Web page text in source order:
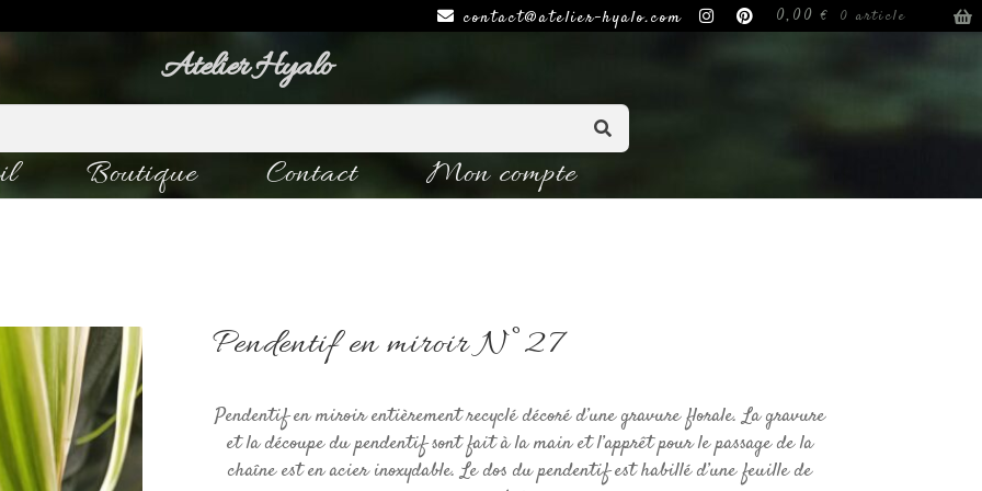
0,00€ 0 article
contact@atelier-hyalo.com
Atelier Hyalo
Boutique Contact Mon compte
Pendentif en miroir N°27
Pendentif en miroir entièrement recyclé décoré d’une gravure florale. La gravure
et la découpe du pendentif sont fait à la main et l’apprêt pour le passage de la
chaîne est en acier inoxydable. Le dos du pendentif est habillé d’une feuille de